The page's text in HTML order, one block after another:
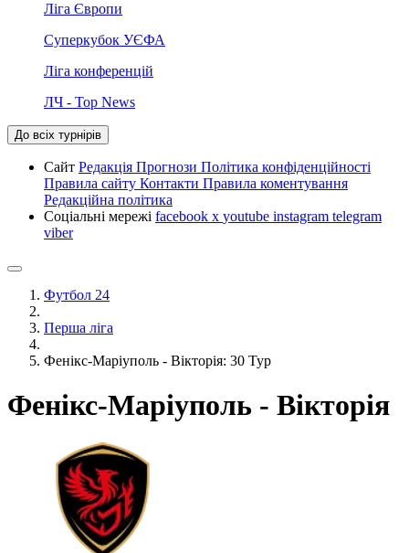
Ліга Європи
Суперкубок УЄФА
Ліга конференцій
ЛЧ - Top News
До всіх турнірів
Сайт Редакція Прогнози Політика конфіденційності
Правила сайту Контакти Правила коментування
Редакційна політика
Соціальні мережі facebook x youtube instagram telegram
viber
Футбол 24
Перша ліга
Фенікс-Маріуполь - Вікторія: 30 Тур
Фенікс-Маріуполь - Вікторія